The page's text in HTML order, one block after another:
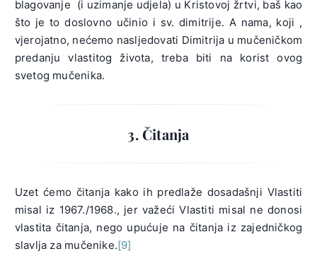
blagovanje (i uzimanje udjela) u Kristovoj žrtvi, baš kao
što je to doslovno učinio i sv. dimitrije. A nama, koji ,
vjerojatno, nećemo nasljedovati Dimitrija u mučeničkom
predanju vlastitog života, treba biti na korist ovog
svetog mučenika.
3. Čitanja
Uzet ćemo čitanja kako ih predlaže dosadašnji Vlastiti
misal iz 1967./1968., jer važeći Vlastiti misal ne donosi
vlastita čitanja, nego upućuje na čitanja iz zajedničkog
slavlja za mučenike.[9]